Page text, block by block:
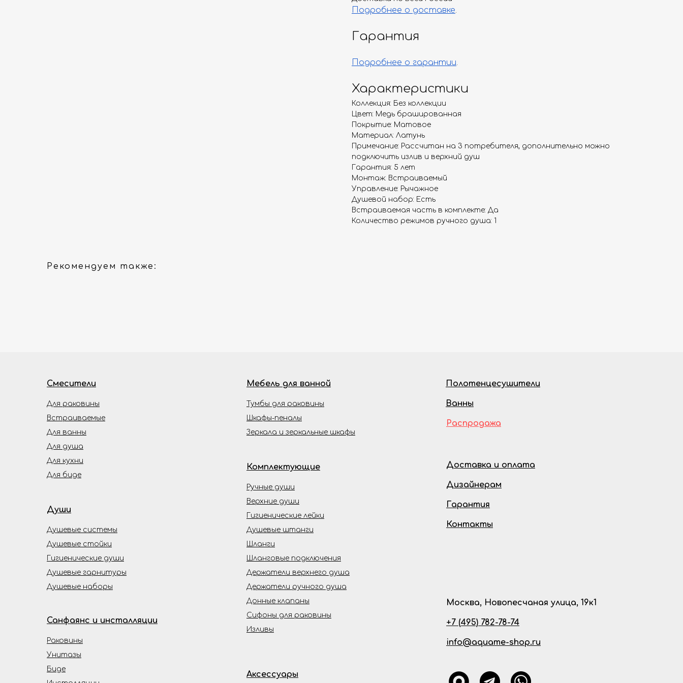
Подробнее о доставке.
Гарантия
Подробнее о гарантии.
Характеристики
Коллекция: Без коллекции
Цвет: Медь брашированная
Покрытие: Матовое
Материал: Латунь
Примечание: Рассчитан на 3 потребителя, дополнительно можно
подключить излив и верхний душ
Гарантия: 5 лет
Монтаж: Встраиваемый
Управление: Рычажное
Душевой набор: Есть
Встраиваемая часть в комплекте: Да
Количество режимов ручного душа: 1
Рекомендуем также:
Смесители
Души
Душевые гарнитуры
Душевые наборы
Душевые системы
Гигиенические души
Мебель для ванной
Тумбы для раковины
Шкафы-пеналы
Зеркала и зеркальные шкафы
Аксессуары
Встраиваемые
Для биде
Для кухни
Для ванны
Для душа
Для раковины
Комплектующие
Ручные души
Верхние души
Гигиенические лейки
Шланги
Дизайнерам
Доставка и оплата
Гарантия
Контакты
Душевые стойки
Шланговые подключения
Биде
Унитазы
Раковины
Санфаянс и инсталляции
Распродажа
Полотенцесушители
Ванны
Держатели верхнего душа
Держатели ручного душа
Донные клапаны
Сифоны для раковины
Изливы
Душевые штанги
Москва, Новопесчаная улица, 19к1
+7 (495) 782-78-74
info@aquame-shop.ru